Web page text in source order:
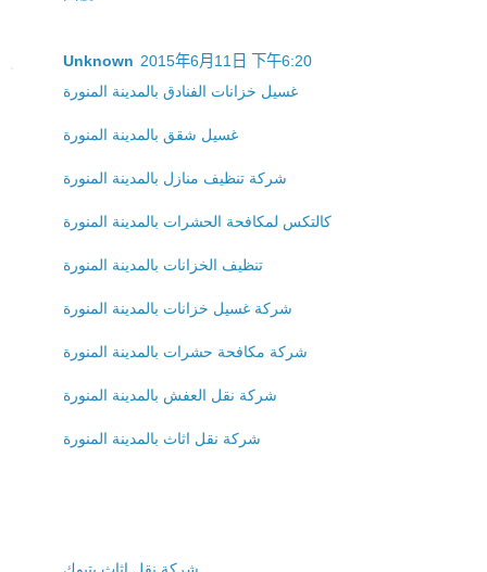
Unknown 2015年6月11日 下午6:20
غسيل خزانات الفنادق بالمدينة المنورة
غسيل شقق بالمدينة المنورة
شركة تنظيف منازل بالمدينة المنورة
كالتكس لمكافحة الحشرات بالمدينة المنورة
تنظيف الخزانات بالمدينة المنورة
شركة غسيل خزانات بالمدينة المنورة
شركة مكافحة حشرات بالمدينة المنورة
شركة نقل العفش بالمدينة المنورة
شركة نقل اثاث بالمدينة المنورة